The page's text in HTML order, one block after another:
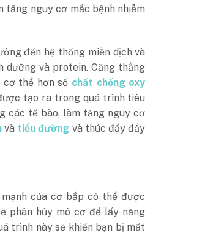
tăng nguy cơ mắc bệnh nhiễm
đến hệ thống miễn dịch và
dưỡng và protein. Căng thẳng
thể hơn số chất chống oxy
tạo ra trong quá trình tiêu
các tế bào, làm tăng nguy cơ
và tiểu đường và thúc đẩy đẩy
của cơ bắp có thể được
phân hủy mô cơ để lấy năng
trình này sẽ khiến bạn bị mất